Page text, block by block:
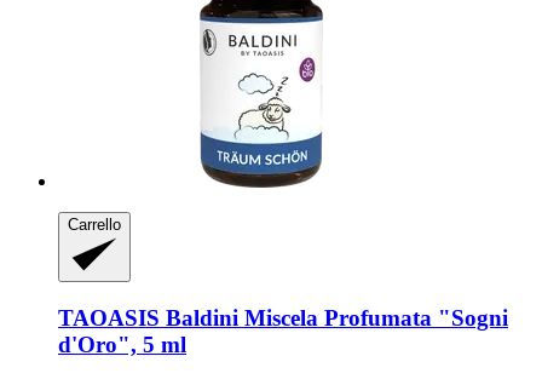
Carrello
TAOASIS Baldini Miscela Profumata "Sogni
d'Oro", 5 ml